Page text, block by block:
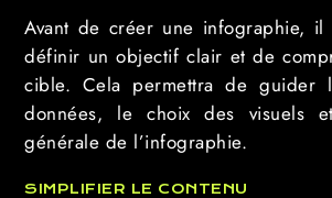
Avant de créer une infographie, il
définir un objectif clair et de
cible. Cela permettra de guider
données, le choix des visuels
générale de l’infographie.
SIMPLIFIER LE CONTENU